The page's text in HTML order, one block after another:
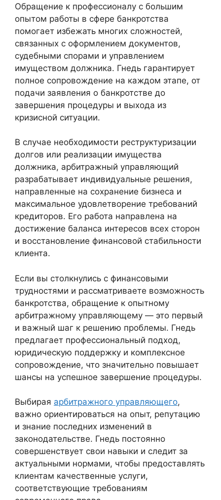
Обращение к профессионалу с большим
опытом работы в сфере банкротства
помогает избежать многих сложностей,
связанных с оформлением документов,
судебными спорами и управлением
имуществом должника. Гнедь гарантирует
полное сопровождение на каждом этапе, от
подачи заявления о банкротстве до
завершения процедуры и выхода из
кризисной ситуации.
В случае необходимости реструктуризации
долгов или реализации имущества
должника, арбитражный управляющий
разрабатывает индивидуальные решения,
направленные на сохранение бизнеса и
максимальное удовлетворение требований
кредиторов. Его работа направлена на
достижение баланса интересов всех сторон
и восстановление финансовой стабильности
клиента.
Если вы столкнулись с финансовыми
трудностями и рассматриваете возможность
банкротства, обращение к опытному
арбитражному управляющему — это первый
и важный шаг к решению проблемы. Гнедь
предлагает профессиональный подход,
юридическую поддержку и комплексное
сопровождение, что значительно повышает
шансы на успешное завершение процедуры.
Выбирая арбитражного управляющего,
важно ориентироваться на опыт, репутацию
и знание последних изменений в
законодательстве. Гнедь постоянно
совершенствует свои навыки и следит за
актуальными нормами, чтобы предоставлять
клиентам качественные услуги,
соответствующие требованиям